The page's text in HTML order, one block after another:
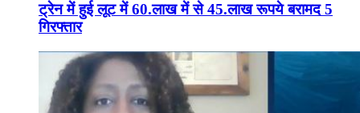
ट्रेन में हुई लूट में 60.लाख में से 45.लाख रूपये बरामद 5
गिरफ्तार